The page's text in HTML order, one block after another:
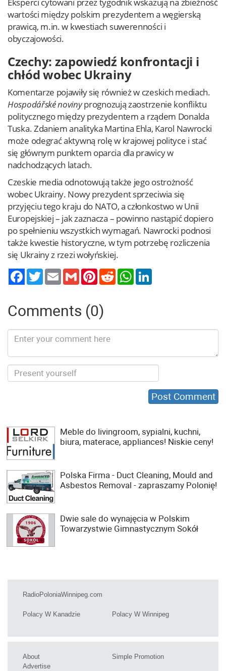
wartości między polskim prezydentem a węgierską
prawicą, m.in. w kwestiach suwerenności i
obyczajowości.
Czechy: zapowiedź konfrontacji i
chłód wobec Ukrainy
Komentarze pojawiły się również w czeskich mediach.
Hospodářské novinyprognozują zaostrzenie konfliktu
politycznego między prezydentem a rządem Donalda
Tuska. Zdaniem analityka Martina Ehla, Karol Nawrocki
może odegrać aktywną rolę w krajowej polityce i stać
się głównym punktem oparcia dla prawicy w
nadchodzących latach.
Czeskie media odnotowują także jego ostrożność
wobec Ukrainy. Nowy prezydent sprzeciwia się
przyjęciu tego kraju do NATO, a członkostwo w Unii
Europejskiej – jak zaznacza – powinno nastąpić dopiero
po spełnieniu wszystkich wymagań. Nawrocki podnosi
także kwestie historyczne, w tym potrzebę rozliczenia
się Ukrainy z rzezi wołyńskiej.
TwitterEmail Gmail PinterestReddit WhatsApp
Comments (0)
Meble do livingroom, sypialni, kuchni,
biura, materace, appliances! Niskie ceny!
Polska Firma - Duct Cleaning, Mould and
Asbestos Removal - zapraszamy Polonię!
Dwie sale do wynajęcia w Polskim
Towarzystwie Gimnastycznym Sokół
RadioPoloniaWinnipeg.com
Polacy W Kanadzie Polacy W Winnipeg
About
Advertise
Simple Promotion